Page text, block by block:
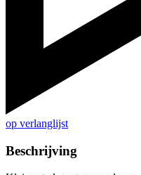
op verlanglijst
Beschrijving